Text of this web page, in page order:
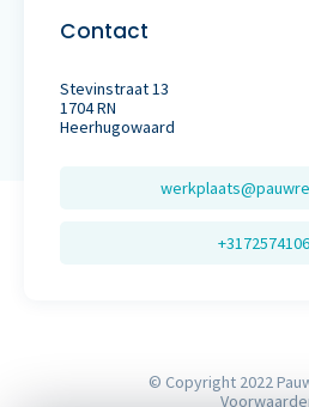
Contact
Stevinstraat 13
1704 RN
Heerhugowaard
© Copyright 2022